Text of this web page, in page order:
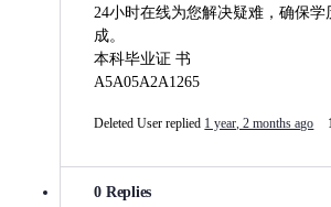
24小时在线为您解决疑难，确保
成。
本科毕业证 书
A5A05A2A1265
Deleted User replied 1 year, 2 months ago
0 Replies